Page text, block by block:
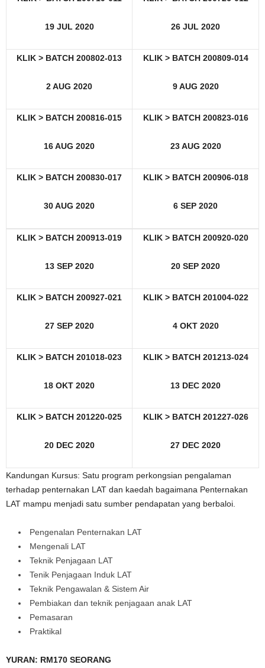
19 JUL 2020 26 JUL 2020
KLIK > BATCH 200802-013
2 AUG 2020
KLIK > BATCH 200809-014
9 AUG 2020
KLIK > BATCH 200816-015
16 AUG 2020
KLIK > BATCH 200823-016
23 AUG 2020
KLIK > BATCH 200830-017
30 AUG 2020
KLIK > BATCH 200906-018
6 SEP 2020
KLIK > BATCH 200913-019
13 SEP 2020
KLIK > BATCH 200920-020
20 SEP 2020
KLIK > BATCH 200927-021
27 SEP 2020
KLIK > BATCH 201004-022
4 OKT 2020
KLIK > BATCH 201018-023
18 OKT 2020
KLIK > BATCH 201213-024
13 DEC 2020
KLIK > BATCH 201220-025
20 DEC 2020
KLIK > BATCH 201227-026
27 DEC 2020
Kandungan Kursus: Satu program perkongsian pengalaman
terhadap penternakan LAT dan kaedah bagaimana Penternakan
LAT mampu menjadi satu sumber pendapatan yang berbaloi.
Pengenalan Penternakan LAT
Mengenali LAT
Teknik Penjagaan LAT
Tenik Penjagaan Induk LAT
Teknik Pengawalan & Sistem Air
Pembiakan dan teknik penjagaan anak LAT
Pemasaran
Praktikal
YURAN: RM170 SEORANG